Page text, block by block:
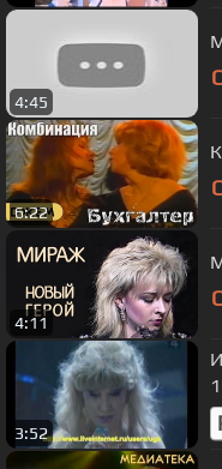
4:45
6:22
4:11
3:52